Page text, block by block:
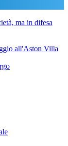
ma in difesa
all'Aston Villa